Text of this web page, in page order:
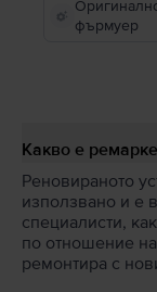
фърмуер
Какво е
Реновираното
използвано и е
специалисти,
по отношение
ремонтира с